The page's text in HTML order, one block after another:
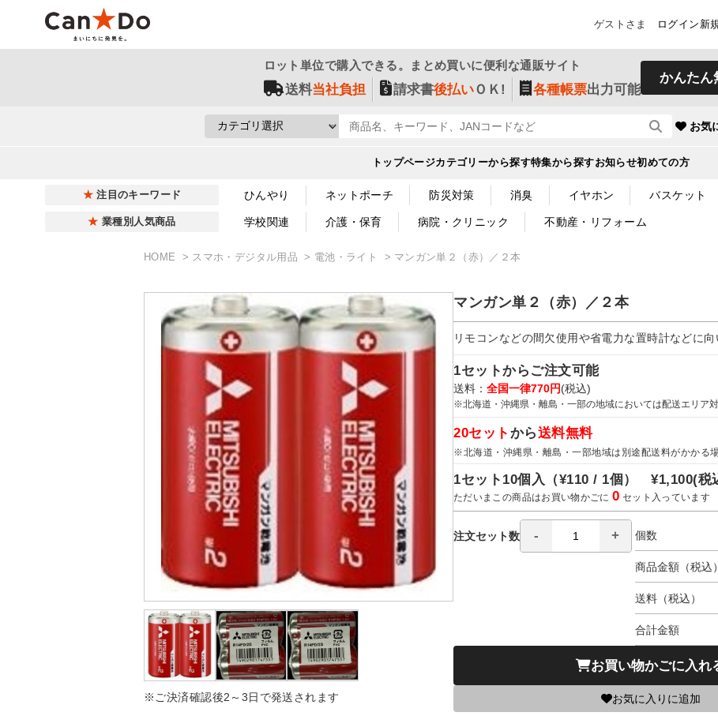
ゲストさま ログイン 新
ロット単位で購入できる。まとめ買いに便利な通販サイト
送料当社負担 請求書後払いＯＫ! 各種帳票出力可能
かんたん
お気
トップページカテゴリーから探す特集から探すお知らせ初めての方
注目のキーワード ひんやり ネットポーチ 防災対策 消臭 イヤホン バスケット
業種別人気商品 学校関連 介護・保育 病院・クリニック 不動産・リフォーム
HOME スマホ・デジタル用品 電池・ライト マンガン単２（赤）／２本
※ご決済確認後2～3日で発送されます
マンガン単２（赤）／２本
リモコンなどの間欠使用や省電力な置時計などに向
1セットからご注文可能
送料： 全国一律770円(税込)
※北海道・沖縄県・離島・一部の地域においては配送エリア
20セット から送料無料
※北海道・沖縄県・離島・一部地域は別途配送料がかかる
1セット10個入（¥110 / 1個）¥1,100(税
ただいまこの商品はお買い物かごに0 セット入っています
注文セット数 個数
商品金額（税込）
送料（税込）
合計金額
お買い物かごに入れ
お気に入りに追加